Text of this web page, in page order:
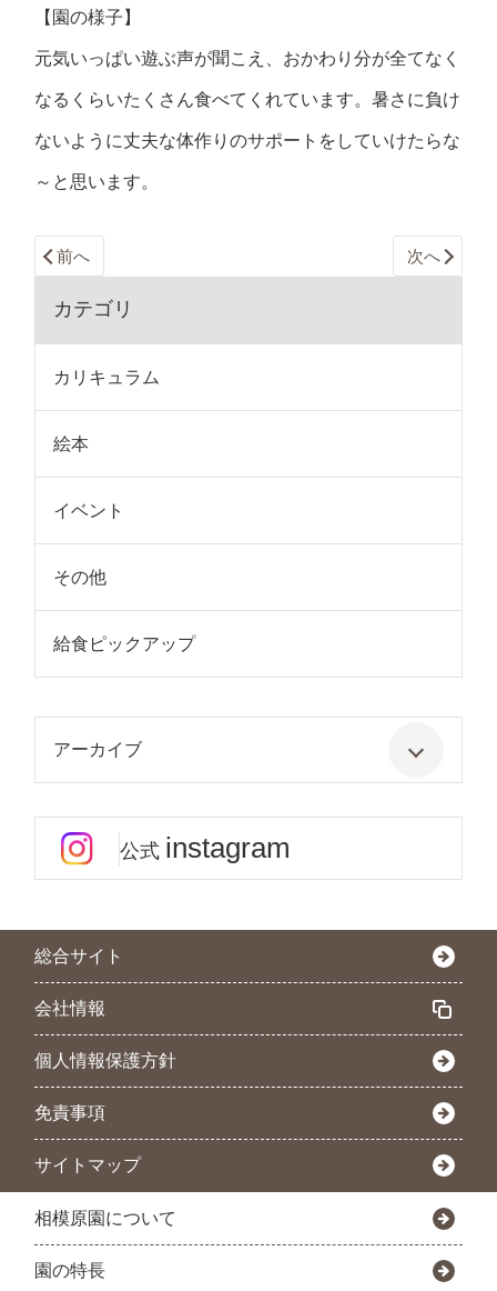
【園の様子】
元気いっぱい遊ぶ声が聞こえ、おかわり分が全てなく
なるくらいたくさん食べてくれています。暑さに負け
ないように丈夫な体作りのサポートをしていけたらな
～と思います。
前へ 次へ
カテゴリ
カリキュラム
絵本
イベント
その他
給食ピックアップ
アーカイブ
公式 instagram
総合サイト
会社情報
個人情報保護方針
免責事項
サイトマップ
相模原園について
園の特長